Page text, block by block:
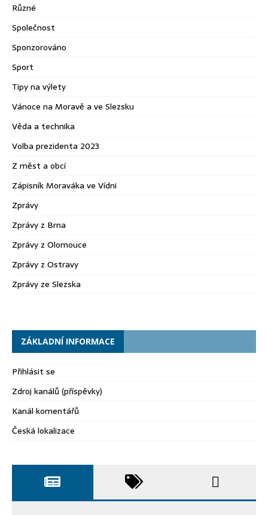
Různé
Společnost
Sponzorováno
Sport
Tipy na výlety
Vánoce na Moravě a ve Slezsku
Věda a technika
Volba prezidenta 2023
Z měst a obcí
Zápisník Moraváka ve Vídni
Zprávy
Zprávy z Brna
Zprávy z Olomouce
Zprávy z Ostravy
Zprávy ze Slezska
ZÁKLADNÍ INFORMACE
Přihlásit se
Zdroj kanálů (příspěvky)
Kanál komentářů
Česká lokalizace